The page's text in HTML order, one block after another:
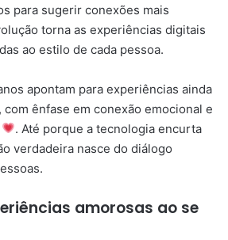
para sugerir conexões mais
torna as experiências digitais
ao estilo de cada pessoa.
apontam para experiências ainda
com ênfase em conexão emocional e
. Até porque a tecnologia encurta
verdadeira nasce do diálogo
amorosas ao se